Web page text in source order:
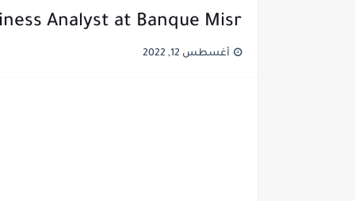
Analyst at Banque Misr
أغسطس 12, 2022